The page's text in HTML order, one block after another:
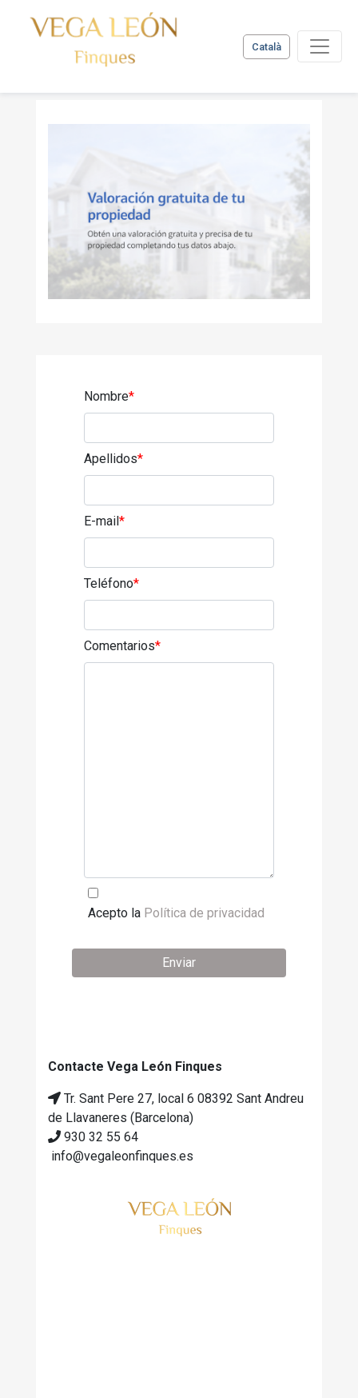
Català
Nombre*
Apellidos*
E-mail*
Teléfono*
Comentarios*
Acepto la Política de privacidad
Enviar
Contacte Vega León Finques
Tr. Sant Pere 27, local 6 08392 Sant Andreu
de Llavaneres (Barcelona)
930 32 55 64
info@vegaleonfinques.es